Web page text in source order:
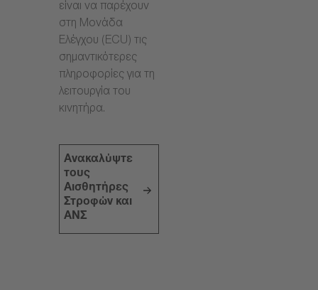
είναι να παρέχουν
στη Μονάδα
Ελέγχου (ECU) τις
σημαντικότερες
πληροφορίες για τη
λειτουργία του
κινητήρα.
Ανακαλύψτε
τους
Αισθητήρες
Στροφών και
ΑΝΣ